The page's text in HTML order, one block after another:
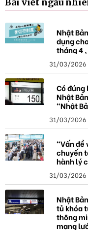
h
a
Bài viết ngẫu
Nhật
dụng
tháng 4
31/03/2026
Có đúng
Nhật
"Nhật
31/03/2026
"Vấn đề
chuyến
hành lý
31/03/2026
Nhật
tủ khóa
thông
mạng